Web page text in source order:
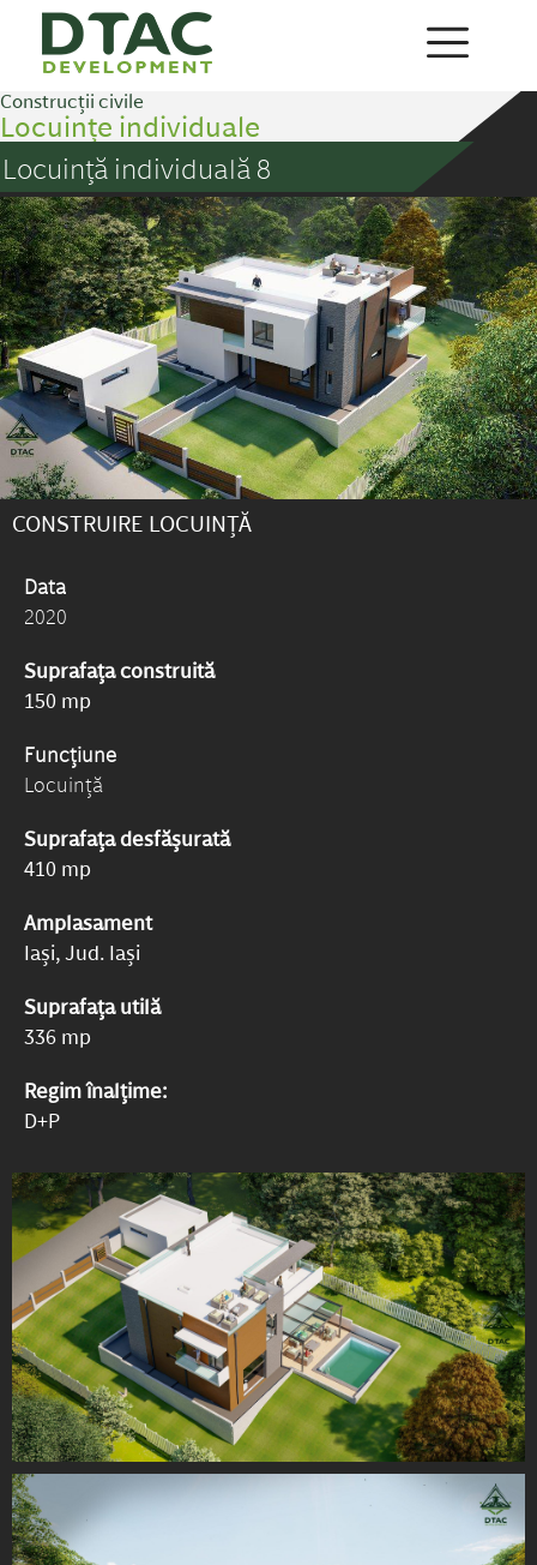
Construcții civile
Locuințe individuale
Locuință individuală 8
CONSTRUIRE LOCUINȚĂ
Data
2020
Suprafața construită
150 mp
Funcțiune
Locuință
Suprafața desfășurată
410 mp
Amplasament
Iași, Jud. Iași
Suprafața utilă
336 mp
Regim înalțime:
D+P